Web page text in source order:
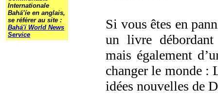
Internationale
Bahá’íe en anglais,
se référer au site :
Bahá'í World News
Service
Si vous êtes en
un livre débordant
mais également
changer le monde :
idées nouvelles de